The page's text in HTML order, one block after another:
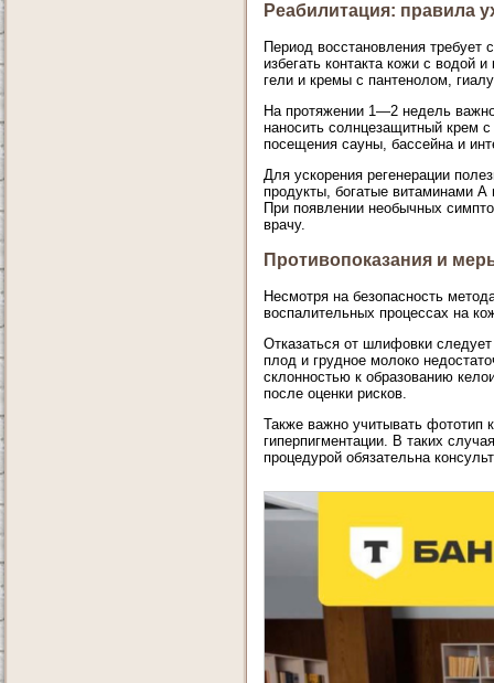
Реабилитация: правила
Период восстановления
избегать контакта кожи с водой
гели и кремы с пантенолом,
На протяжении 1—2 недель
наносить солнцезащитный крем
посещения сауны, бассейна и
Для ускорения регенерации
продукты, богатые витаминами
При появлении необычных
врачу.
Противопоказания и
Несмотря на безопасность
воспалительных процессах на
Отказаться от шлифовки
плод и грудное молоко
склонностью к образованию
после оценки рисков.
Также важно учитывать
гиперпигментации. В таких
процедурой обязательна